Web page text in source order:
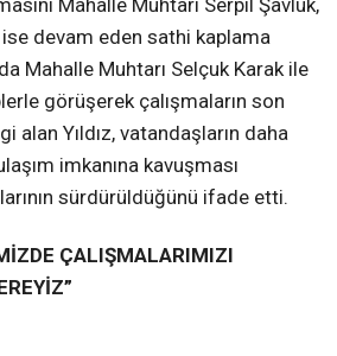
ise devam eden sathi kaplama
Mahalle Muhtarı Selçuk Karak ile
görüşerek çalışmaların son
alan Yıldız, vatandaşların daha
imkanına kavuşması
sürdürüldüğünü ifade etti.
ÇALIŞMALARIMIZI